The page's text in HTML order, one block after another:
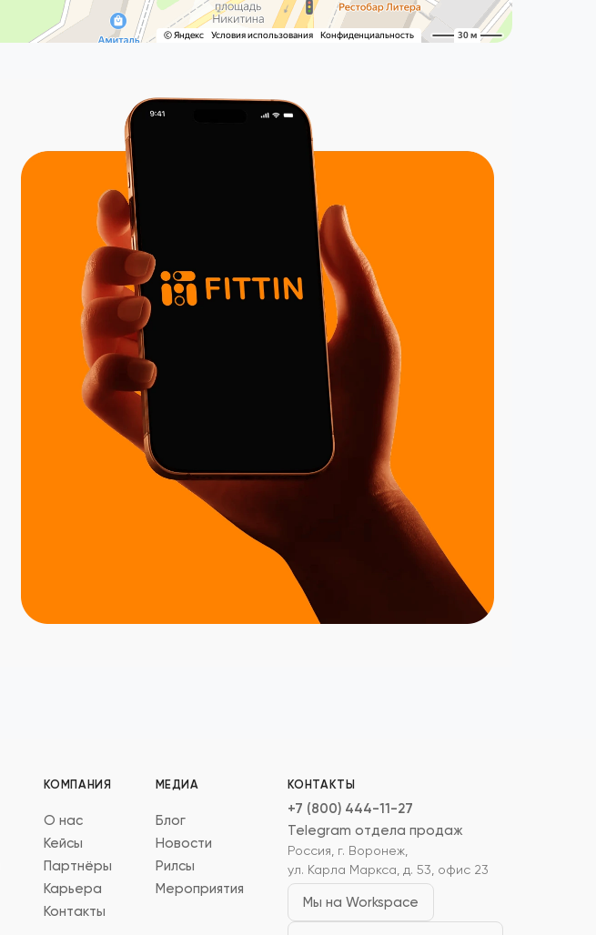
КОМПАНИЯ
О нас
Кейсы
Партнёры
Карьера
Контакты
МЕДИА
Блог
Новости
Рилсы
Мероприятия
КОНТАКТЫ
+7 (800) 444-11-27
Telegram отдела продаж
Россия, г. Воронеж,
ул. Карла Маркса, д. 53, офис 23
Мы на Workspace